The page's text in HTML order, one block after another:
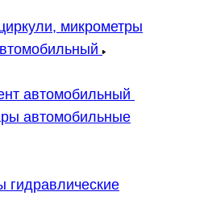
микрометры
автомобильный
автомобильные
гидравлические